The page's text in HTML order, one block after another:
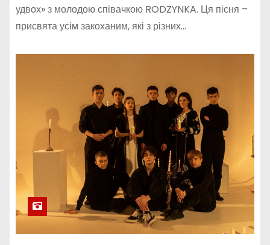
удвох» з молодою співачкою RODZYNKA. Ця пісня –
присвята усім закоханим, які з різних…